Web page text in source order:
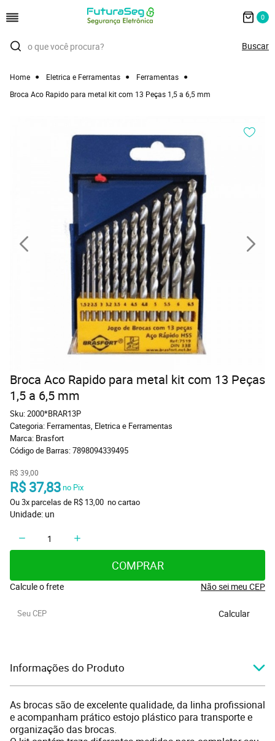
0
Home Eletrica e Ferramentas
Ferramentas
Broca Aco Rapido para metal kit com 13 Peças 1,5 a 6,5 mm
Broca Aco Rapido para metal kit com 13 Peças
1,5 a 6,5 mm
Sku:2000*BRAR13P
Categoria: Ferramentas, Eletrica e Ferramentas
Marca: Brasfort
Código de Barras:7898094339495
R$ 39,00
R$ 37,83 no Pix
Ou 3x parcelas de R$ 13,00 no cartao
Unidade: un
COMPRAR
Calcule o frete Não sei meu CEP
Calcular
Informações do Produto
As brocas são de excelente qualidade, da linha profissional
e acompanham prático estojo plástico para transporte e
organização das brocas.